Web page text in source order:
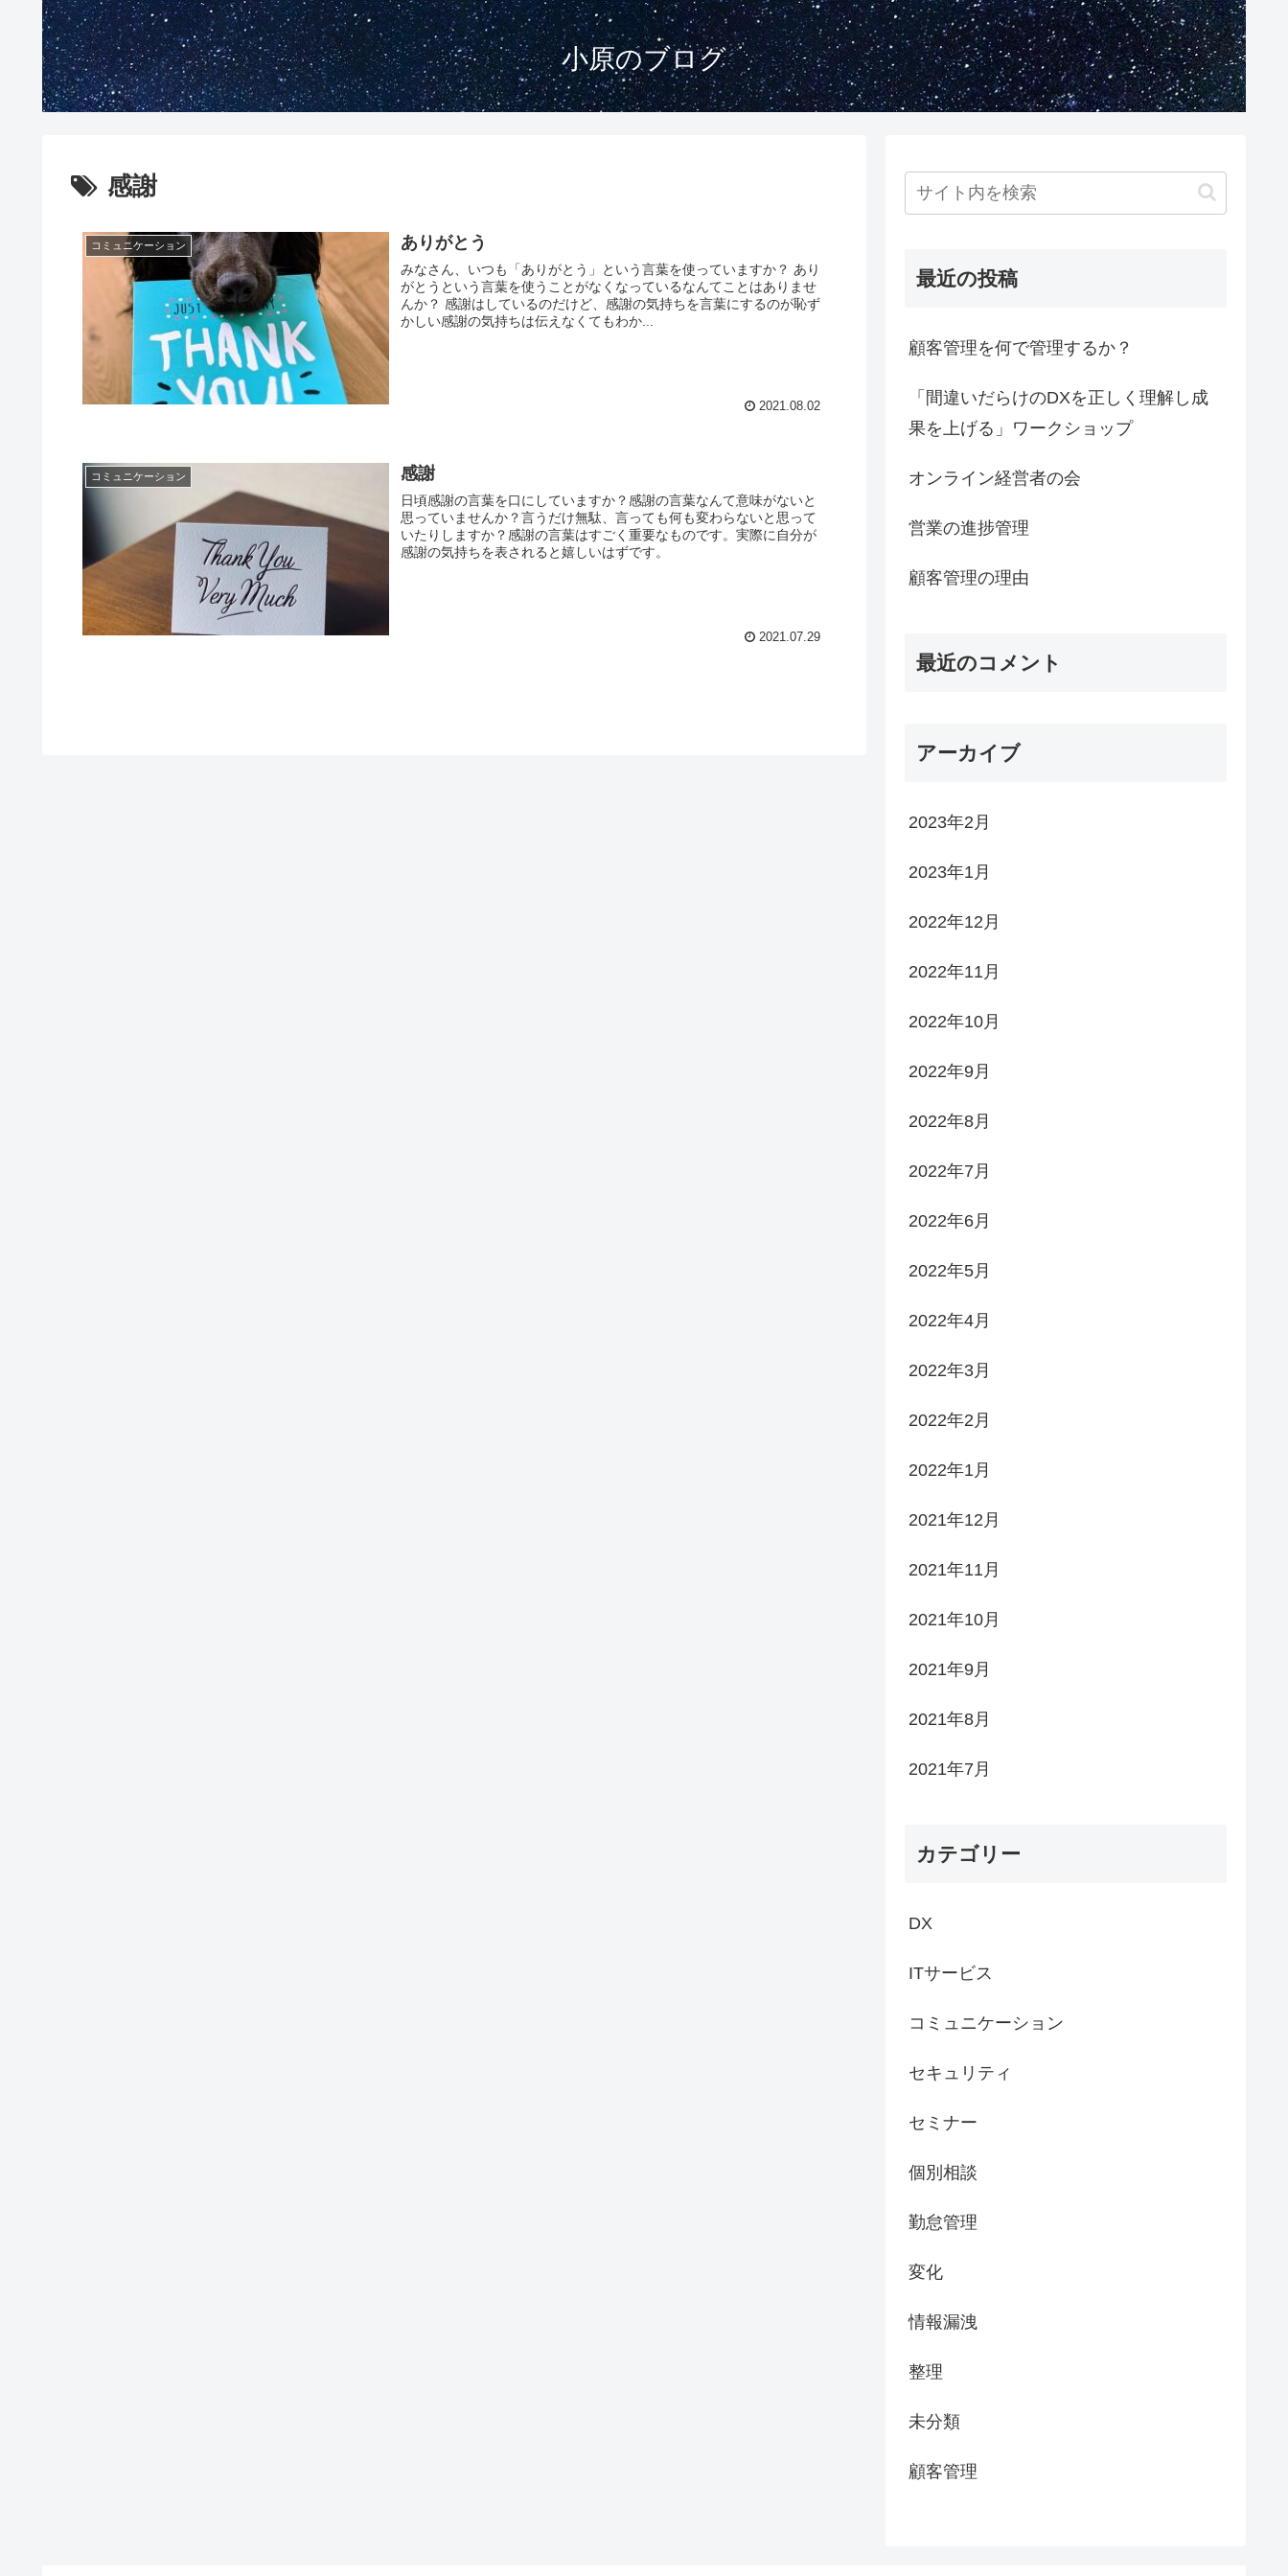
小原のブログ
感謝
コミュニケーション ありがとう
みなさん、いつも「ありがとう」という言葉を使っていますか？ あり
がとうという言葉を使うことがなくなっているなんてことはありませ
んか？ 感謝はしているのだけど、感謝の気持ちを言葉にするのが恥ず
かしい感謝の気持ちは伝えなくてもわか...
2021.08.02
コミュニケーション 感謝
日頃感謝の言葉を口にしていますか？感謝の言葉なんて意味がないと
思っていませんか？言うだけ無駄、言っても何も変わらないと思って
いたりしますか？感謝の言葉はすごく重要なものです。実際に自分が
感謝の気持ちを表されると嬉しいはずです。
2021.07.29
最近の投稿
顧客管理を何で管理するか？
「間違いだらけのDXを正しく理解し成
果を上げる」ワークショップ
オンライン経営者の会
営業の進捗管理
顧客管理の理由
最近のコメント
アーカイブ
2023年2月
2023年1月
2022年12月
2022年11月
2022年10月
2022年9月
2022年8月
2022年7月
2022年6月
2022年5月
2022年4月
2022年3月
2022年2月
2022年1月
2021年12月
2021年11月
2021年10月
2021年9月
2021年8月
2021年7月
カテゴリー
DX
ITサービス
コミュニケーション
セキュリティ
セミナー
個別相談
勤怠管理
変化
情報漏洩
整理
未分類
顧客管理